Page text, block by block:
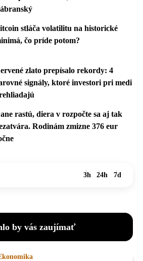
stláča volatilitu na historické
čo príde potom?
zlato prepísalo rekordy: 4
signály, ktoré investori pri medi
rastú, diera v rozpočte sa aj tak
Rodinám zmizne 376 eur
3h 24h 7d
by vás zaujímať